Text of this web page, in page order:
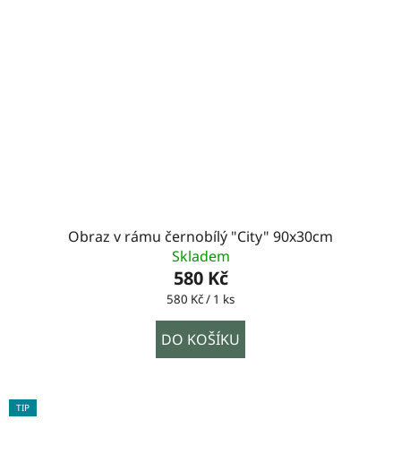
Obraz v rámu černobílý "City" 90x30cm
Skladem
580 Kč
Měrná
580 Kč / 1 ks
DO KOŠÍKU
TIP